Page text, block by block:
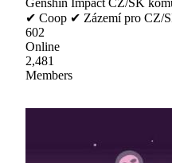
✔ Coop ✔ Zázemí pro CZ/
602
Online
2,481
Members